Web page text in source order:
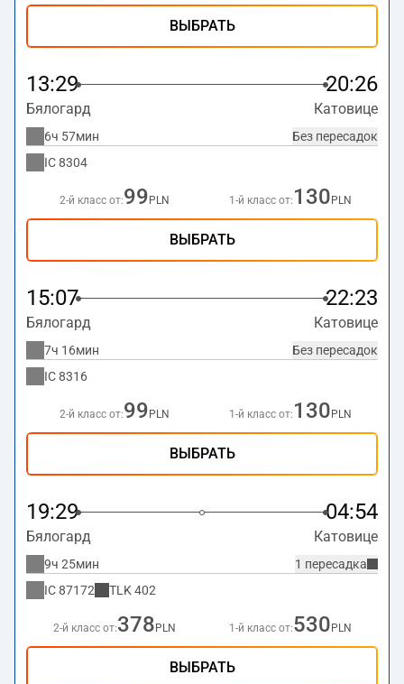
ВЫБРАТЬ
13:29 20:26
Бялогард Катовице
Без пересадок
6ч 57мин
IC8304
2-й класс от:99 PLN 1-й класс от: 130 PLN
ВЫБРАТЬ
15:07 22:23
Бялогард Катовице
Без пересадок
7ч 16мин
IC8316
2-й класс от:99 PLN 1-й класс от: 130 PLN
ВЫБРАТЬ
19:29 04:54
Бялогард Катовице
1 пересадка
9ч 25мин
IC87172 TLK 402
2-й класс от:378 PLN 1-й класс от:530 PLN
ВЫБРАТЬ